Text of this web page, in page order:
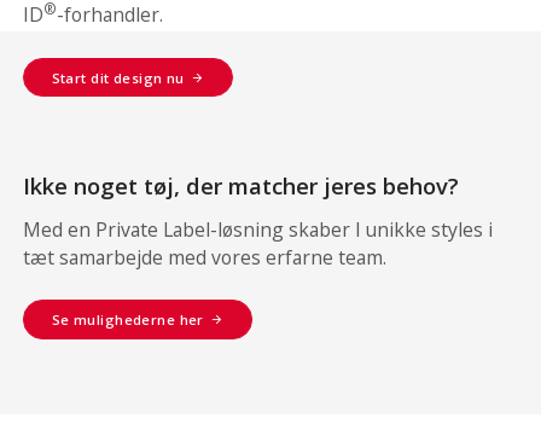
ID®-forhandler.
Start dit design nu
Ikke noget tøj, der matcher jeres behov?
Med en Private Label-løsning skaber I unikke styles i
tæt samarbejde med vores erfarne team.
Se mulighederne her